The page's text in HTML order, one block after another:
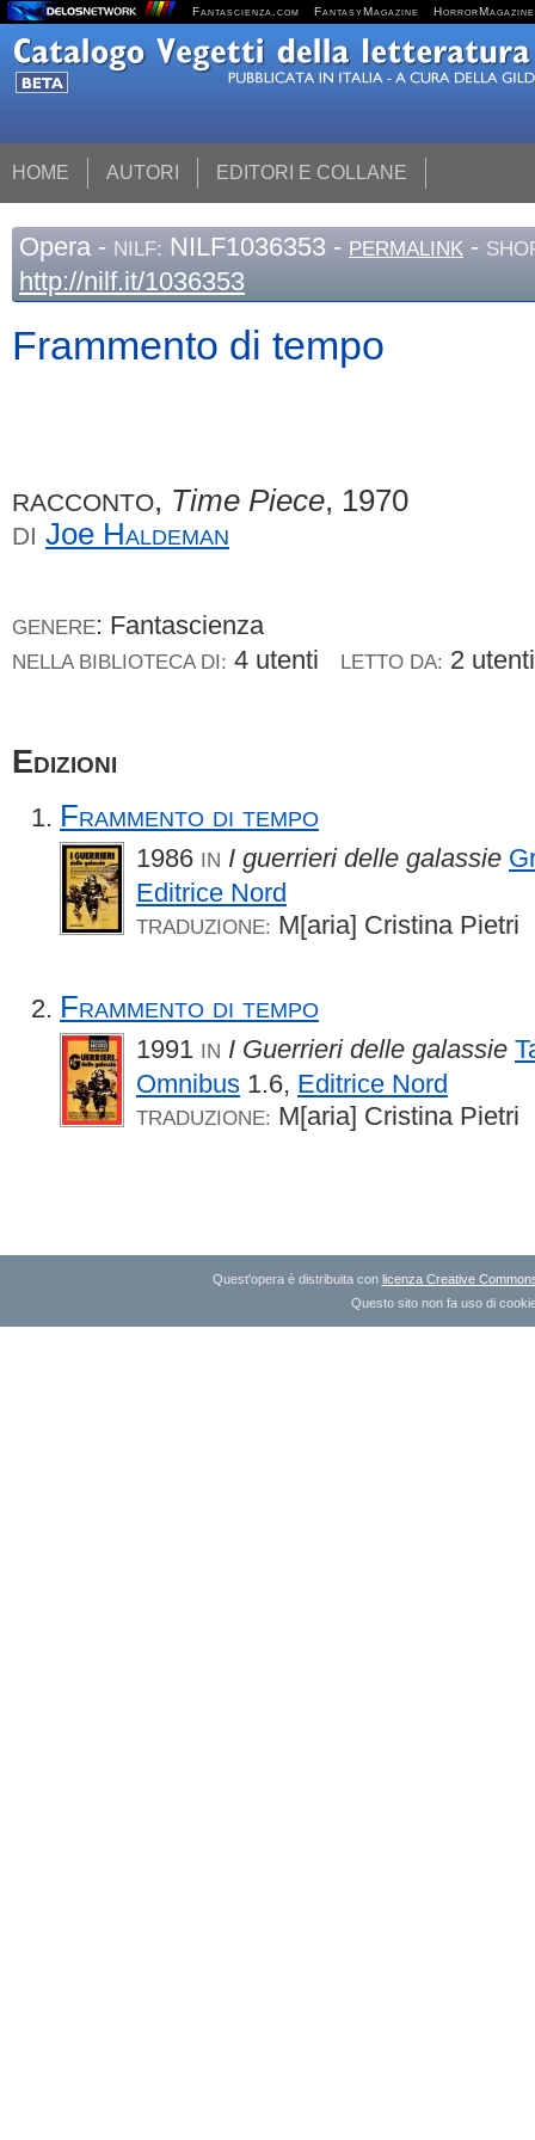
Fantascienza.com FantasyMagazine HorrorMagazine
HOME AUTORI EDITORI E COLLANE
Opera - NILF: NILF1036353 - PERMALINK -
http://nilf.it/1036353
Frammento di tempo
RACCONTO, Time Piece, 1970
DI Joe Haldeman
GENERE: Fantascienza
NELLA BIBLIOTECA DI: 4 utenti LETTO DA: 2
Edizioni
Frammento di tempo
1986 IN I guerrieri delle galassie
Editrice Nord
TRADUZIONE: M[aria] Cristina Pietri
Frammento di tempo
1991 IN I Guerrieri delle galassie
Omnibus 1.6, Editrice Nord
TRADUZIONE: M[aria] Cristina Pietri
Quest'opera è distribuita con licenza Creative
Questo sito non fa uso di